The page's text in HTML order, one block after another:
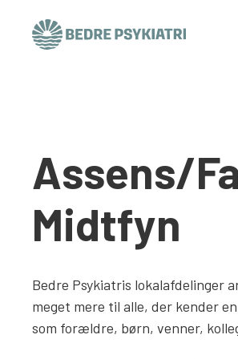
Assens/
Midtfyn
Bedre Psykiatris lokalafdelinger
meget mere til alle, der kender
som forældre, børn, venner,